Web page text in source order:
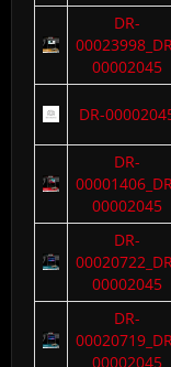
DR-
00002045
DR-
DR-
00002045
DR-
00002045
DR-
00002045